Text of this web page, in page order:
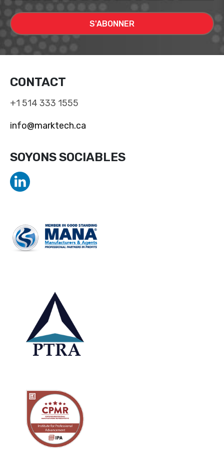
SOYONS SOCIABLES
CONTACT
+1 514 333 1555
info@marktech.ca